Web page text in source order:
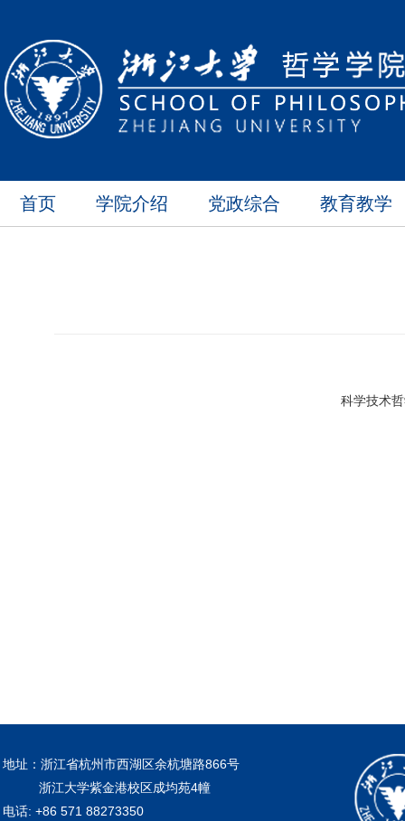
首页 学院介绍 党政综合 教育教学
科学技术
地址：浙江省杭州市西湖区余杭塘路866号
浙江大学紫金港校区成均苑4幢
电话: +86 571 88273350